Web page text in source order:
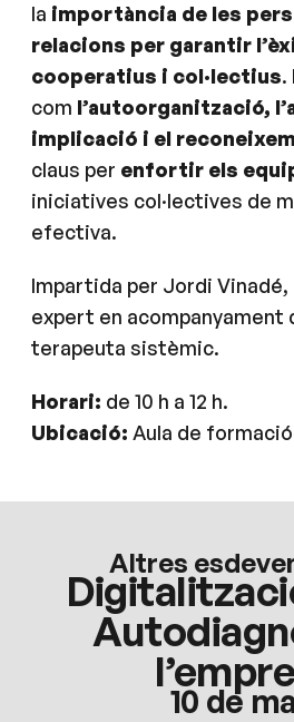
la importància de les
relacions per garantir
cooperatius i col·lectius.
com l’autoorganització,
implicació i el
claus per enfortir els
iniciatives col·lectives de
efectiva.
Impartida per Jordi Vinadé,
expert en acompanyament
terapeuta sistèmic.
Horari: de 10 h a 12 h.
Ubicació: Aula de
Altres
10 de